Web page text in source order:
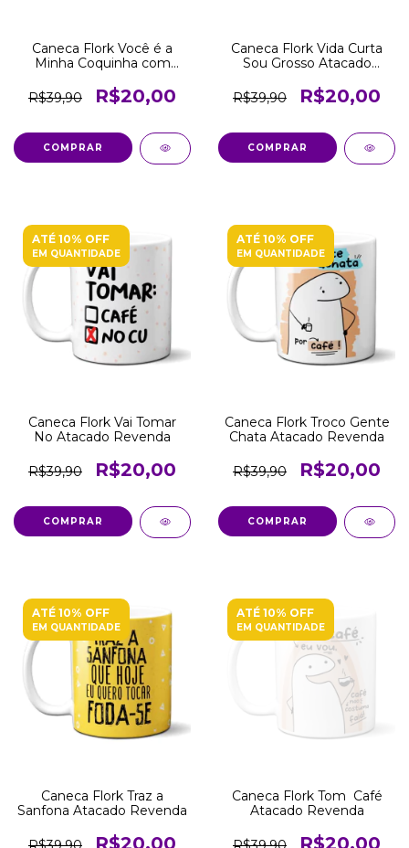
Caneca Flork Você é a
Minha Coquinha com
R$39,90
R$20,00
COMPRAR
Caneca Flork Vida Curta
Sou Grosso Atacado
R$39,90
R$20,00
COMPRAR
ATÉ 10% OFF
EM QUANTIDADE
Caneca Flork Vai Tomar
No Atacado Revenda
R$39,90 R$20,00
COMPRAR
ATÉ 10% OFF
EM QUANTIDADE
Caneca Flork Troco Gente
Chata Atacado Revenda
R$39,90 R$20,00
COMPRAR
ATÉ 10% OFF
EM QUANTIDADE
Caneca Flork Traz a
Sanfona Atacado Revenda
R$20,00
ATÉ 10% OFF
EM QUANTIDADE
Caneca Flork Tom Café
Atacado Revenda
R$20,00